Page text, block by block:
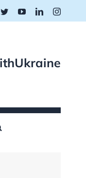
TwitterYouTubeLinkedIn